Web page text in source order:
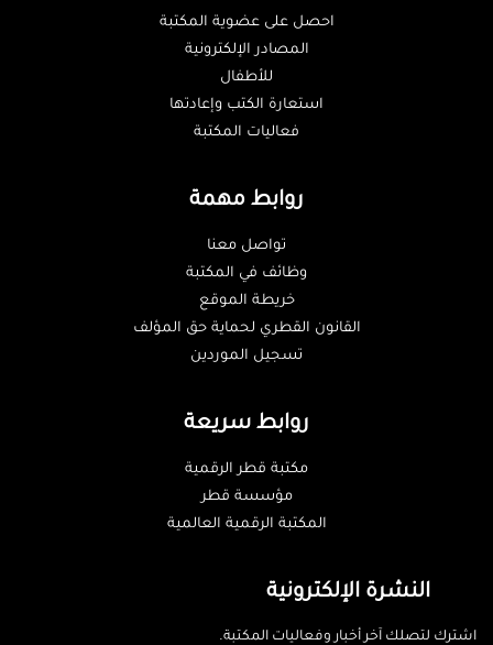
احصل على عضوية المكتبة
المصادر الإلكترونية
للأطفال
استعارة الكتب وإعادتها
فعاليات المكتبة
روابط مهمة
تواصل معنا
وظائف في المكتبة
خريطة الموقع
القانون القطري لحماية حق المؤلف
تسجيل الموردين
روابط سريعة
مكتبة قطر الرقمية
مؤسسة قطر
المكتبة الرقمية العالمية
النشرة الإلكترونية
اشترك لتصلك آخر أخبار وفعاليات المكتبة.